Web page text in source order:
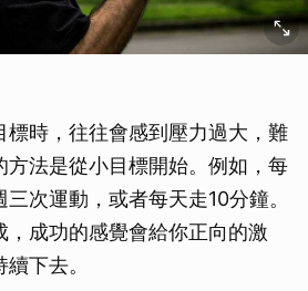
標時，往往會感到壓力過大，難
方法是從小目標開始。例如，每
次運動，或者每天走10分鐘。
，成功的感覺會給你正向的激
下去。